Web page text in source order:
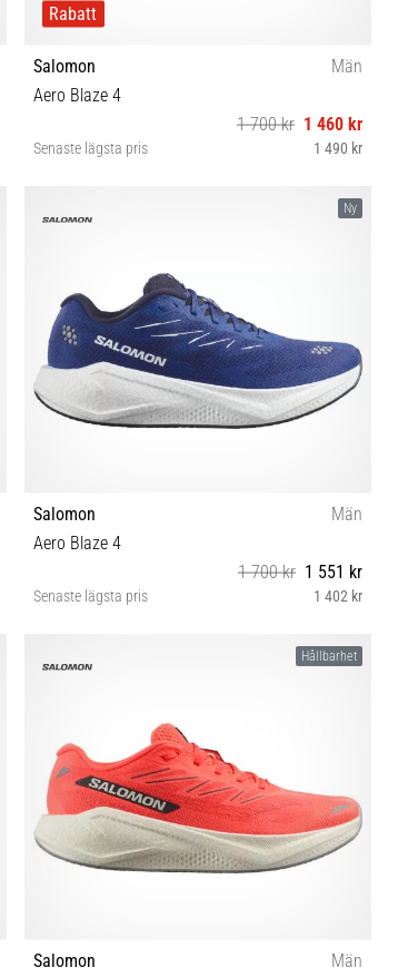
Rabatt
Salomon
Män
Aero Blaze 4
1 700 kr 1 460 kr
Senaste lägsta pris 1 490 kr
Ny
Salomon
Män
Aero Blaze 4
1 700 kr 1 551 kr
Senaste lägsta pris 1 402 kr
41⅓ 42 42⅔ 43⅓ 44 44⅔ 45⅓ 46 46⅔ 47⅓
Hållbarhet
Salomon
Män